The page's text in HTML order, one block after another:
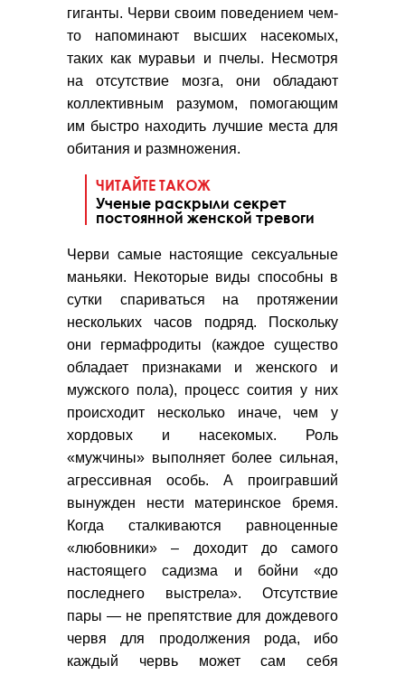
гиганты. Черви своим поведением чем-
то напоминают высших насекомых,
таких как муравьи и пчелы. Несмотря
на отсутствие мозга, они обладают
коллективным разумом, помогающим
им быстро находить лучшие места для
обитания и размножения.
ЧИТАЙТЕ ТАКОЖ
Ученые раскрыли секрет
постоянной женской тревоги
Черви самые настоящие сексуальные
маньяки. Некоторые виды способны в
сутки спариваться на протяжении
нескольких часов подряд. Поскольку
они гермафродиты (каждое существо
обладает признаками и женского и
мужского пола), процесс соития у них
происходит несколько иначе, чем у
хордовых и насекомых. Роль
«мужчины» выполняет более сильная,
агрессивная особь. А проигравший
вынужден нести материнское бремя.
Когда сталкиваются равноценные
«любовники» – доходит до самого
настоящего садизма и бойни «до
последнего выстрела». Отсутствие
пары — не препятствие для дождевого
червя для продолжения рода, ибо
каждый червь может сам себя